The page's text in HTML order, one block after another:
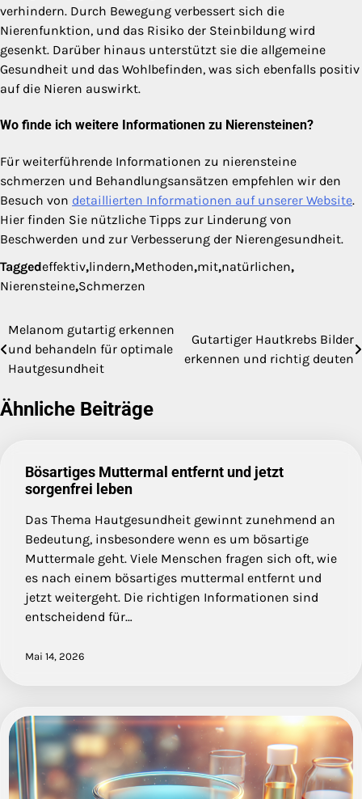
verhindern. Durch Bewegung verbessert sich die
Nierenfunktion, und das Risiko der Steinbildung wird
gesenkt. Darüber hinaus unterstützt sie die allgemeine
Gesundheit und das Wohlbefinden, was sich ebenfalls positiv
auf die Nieren auswirkt.
Wo finde ich weitere Informationen zu Nierensteinen?
Für weiterführende Informationen zu nierensteine
schmerzen und Behandlungsansätzen empfehlen wir den
Besuch von detaillierten Informationen auf unserer Website.
Hier finden Sie nützliche Tipps zur Linderung von
Beschwerden und zur Verbesserung der Nierengesundheit.
Taggedeffektiv,lindern,Methoden,mit,natürlichen,
Nierensteine,Schmerzen
Beitragsnavigation
Melanom gutartig erkennen
und behandeln für optimale
Hautgesundheit
Gutartiger Hautkrebs Bilder
erkennen und richtig deuten
Ähnliche Beiträge
Bösartiges Muttermal entfernt und jetzt
sorgenfrei leben
Das Thema Hautgesundheit gewinnt zunehmend an
Bedeutung, insbesondere wenn es um bösartige
Muttermale geht. Viele Menschen fragen sich oft, wie
es nach einem bösartiges muttermal entfernt und
jetzt weitergeht. Die richtigen Informationen sind
entscheidend für…
Mai 14, 2026